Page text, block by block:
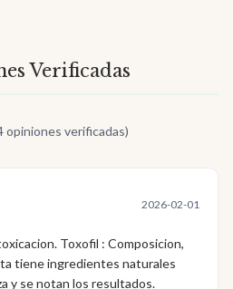
Verificadas
opiniones verificadas)
2026-02-01
Toxofil : Composicion,
tiene ingredientes naturales
y se notan los resultados.